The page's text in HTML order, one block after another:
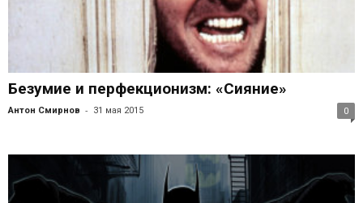
Безумие и перфекционизм: «Сияние»
Антон Смирнов - 31 мая 2015 0